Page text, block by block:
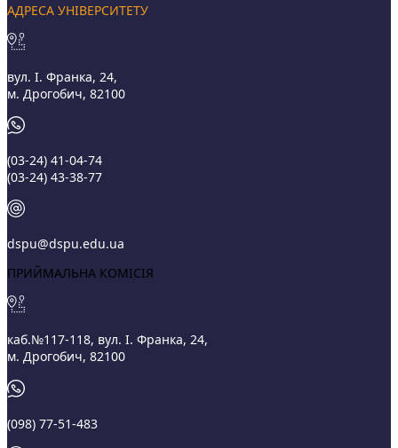
АДРЕСА УНІВЕРСИТЕТУ
вул. І. Франка, 24,
м. Дрогобич, 82100
(03‑24) 41‑04‑74
(03‑24) 43‑38‑77
dspu@dspu.edu.ua
ПРИЙМАЛЬНА КОМІСІЯ
каб.№117-118, вул. І. Франка, 24,
м. Дрогобич, 82100
(098) 77-51-483